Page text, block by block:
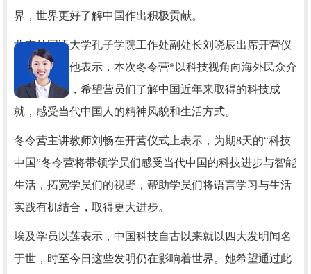
界，世界更好了解中国作出积极贡献。
北京外国语大学孔子学院工作处副处长刘晓辰出席开营仪
式并致辞，他表示，本次冬令营*以科技视角向海外民众介
绍当代中国，希望营员们了解中国近年来取得的科技成
就，感受当代中国人的精神风貌和生活方式。
冬令营主讲教师刘畅在开营仪式上表示，为期8天的“科技
中国”冬令营将带领学员们感受当代中国的科技进步与智能
生活，拓宽学员们的视野，帮助学员们将语言学习与生活
实践有机结合，取得更大进步。
埃及学员以莲表示，中国科技自古以来就以四大发明闻名
于世，时至今日这些发明仍在影响着世界。她希望通过此